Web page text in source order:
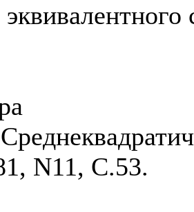
N11, С.53.